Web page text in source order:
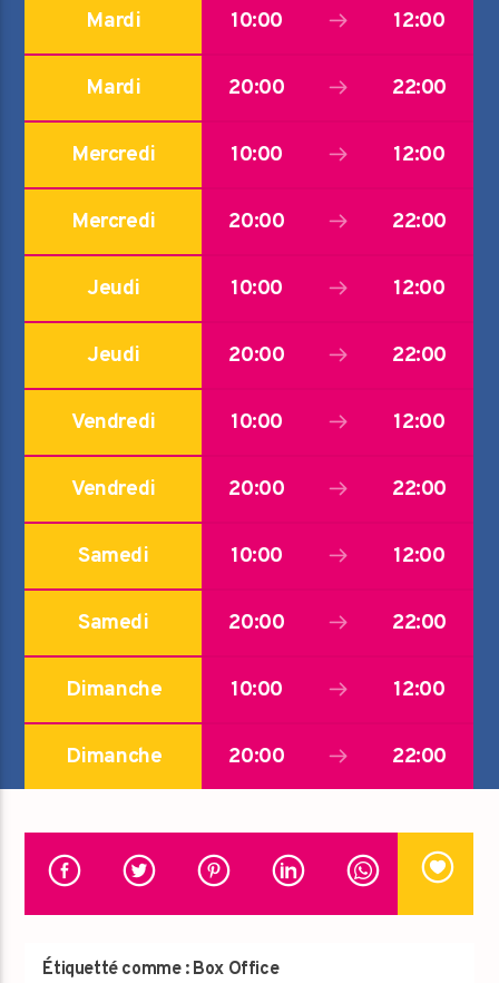
Mardi 10:00 12:00
Mardi 20:00 22:00
Mercredi 10:00 12:00
Mercredi 20:00 22:00
Jeudi 10:00 12:00
Jeudi 20:00 22:00
Vendredi 10:00 12:00
Vendredi 20:00 22:00
Samedi 10:00 12:00
Samedi 20:00 22:00
Dimanche 10:00 12:00
Dimanche 20:00 22:00
Étiquetté comme : Box Office